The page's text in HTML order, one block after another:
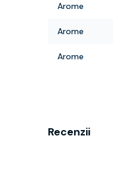
Arome
Arome
Arome
Recenzii